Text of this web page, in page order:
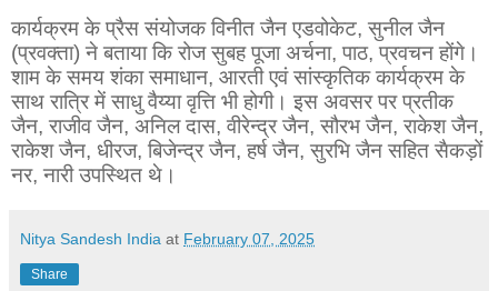
कार्यक्रम के प्रैस संयोजक विनीत जैन एडवोकेट, सुनील जैन
(प्रवक्ता) ने बताया कि रोज सुबह पूजा अर्चना, पाठ, प्रवचन होंगे।
शाम के समय शंका समाधान, आरती एवं सांस्कृतिक कार्यक्रम के
साथ रात्रि में साधु वैय्या वृत्ति भी होगी। इस अवसर पर प्रतीक
जैन, राजीव जैन, अनिल दास, वीरेन्द्र जैन, सौरभ जैन, राकेश जैन,
राकेश जैन, धीरज, बिजेन्द्र जैन, हर्ष जैन, सुरभि जैन सहित सैकड़ों
नर, नारी उपस्थित थे।
Nitya Sandesh India at February 07, 2025
Share